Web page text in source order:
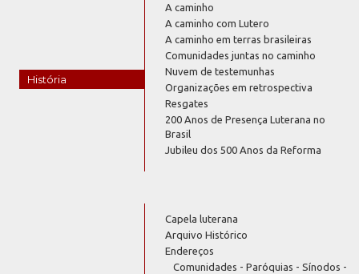
História
A caminho
A caminho com Lutero
A caminho em terras brasileiras
Comunidades juntas no caminho
Nuvem de testemunhas
Organizações em retrospectiva
Resgates
200 Anos de Presença Luterana no
Brasil
Jubileu dos 500 Anos da Reforma
Capela luterana
Arquivo Histórico
Endereços
Comunidades - Paróquias - Sínodos -